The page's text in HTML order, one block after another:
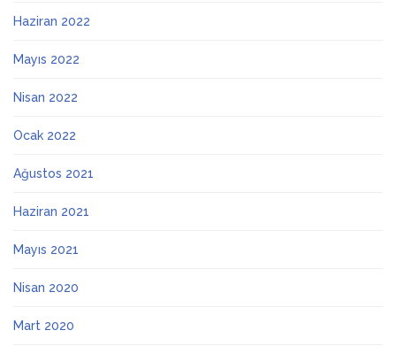
Haziran 2022
Mayıs 2022
Nisan 2022
Ocak 2022
Ağustos 2021
Haziran 2021
Mayıs 2021
Nisan 2020
Mart 2020